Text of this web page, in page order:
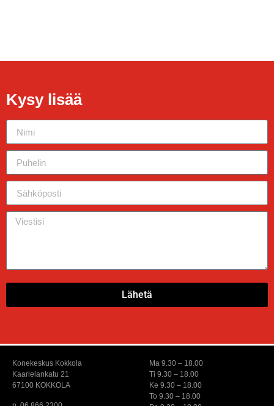
Kysy lisää
Lähetä
Konekeskus Kokkola
Kaarlelankatu 21
67100 KOKKOLA
Ma 9.30 – 18.00
Ti 9.30 – 18.00
Ke 9.30 – 18.00
To 9.30 – 18.00